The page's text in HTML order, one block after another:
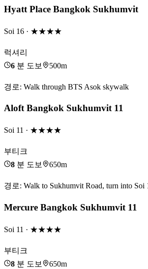
Hyatt Place Bangkok Sukhumvit
Soi 16 · ★★★★
럭셔리
6 분 도보 500m
경로: Walk through BTS Asok skywalk
Aloft Bangkok Sukhumvit 11
Soi 11 · ★★★★
부티크
8 분 도보 650m
경로: Walk to Sukhumvit Road, turn into Soi
Mercure Bangkok Sukhumvit 11
Soi 11 · ★★★★
부티크
8 분 도보 650m